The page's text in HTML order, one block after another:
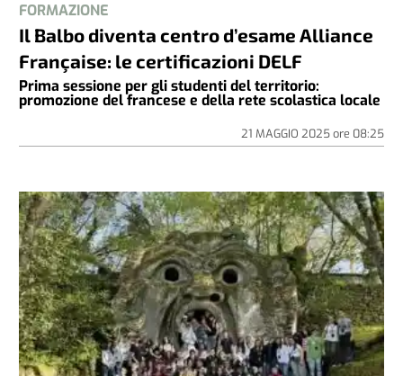
FORMAZIONE
Il Balbo diventa centro d’esame Alliance
Française: le certificazioni DELF
Prima sessione per gli studenti del territorio:
promozione del francese e della rete scolastica locale
21 MAGGIO 2025ore 08:25